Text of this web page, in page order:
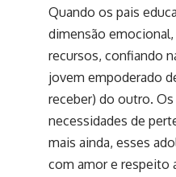
Quando os pais
dimensão emocional,
recursos, confiando
jovem empoderado
receber) do outro.
necessidades de
mais ainda, esses
com amor e respeito